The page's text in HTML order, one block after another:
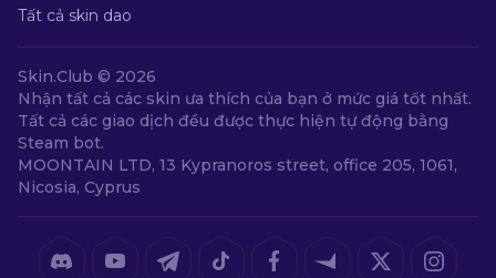
Tất cả skin dao
Skin.Club © 2026
Nhận tất cả các skin ưa thích của bạn ở mức giá tốt nhất.
Tất cả các giao dịch đều được thực hiện tự động bằng
Steam bot.
MOONTAIN LTD, 13 Kypranoros street, office 205, 1061,
Nicosia, Cyprus